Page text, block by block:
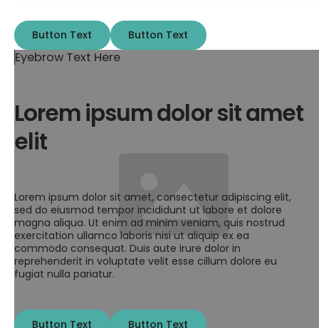
Button Text
Button Text Button Text
Button Text
Eyebrow Text Here
Lorem ipsum dolor sit amet
elit
Lorem ipsum dolor sit amet, consectetur adipiscing elit,
sed do eiusmod tempor incididunt ut labore et dolore
magna aliqua. Ut enim ad minim veniam, quis nostrud
exercitation ullamco laboris nisi ut aliquip ex ea
commodo consequat. Duis aute irure dolor in
reprehenderit in voluptate velit esse cillum dolore eu
fugiat nulla pariatur.
Button Text Button Text